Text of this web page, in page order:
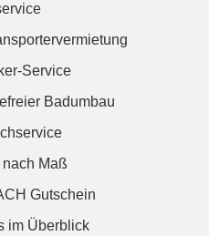
Service
Badumbau
nach Maß
Gutschein
im Überblick